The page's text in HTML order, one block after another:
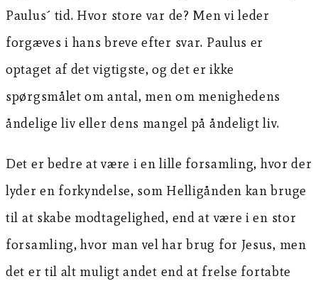
Paulus´ tid. Hvor store var de? Men vi leder
forgæves i hans breve efter svar. Paulus er
optaget af det vigtigste, og det er ikke
spørgsmålet om antal, men om menighedens
åndelige liv eller dens mangel på åndeligt liv.
Det er bedre at være i en lille forsamling, hvor der
lyder en forkyndelse, som Helligånden kan bruge
til at skabe modtagelighed, end at være i en stor
forsamling, hvor man vel har brug for Jesus, men
det er til alt muligt andet end at frelse fortabte